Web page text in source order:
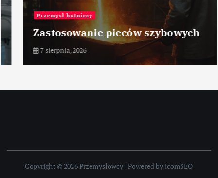
Przemysł hutniczy
Zastosowanie pieców szybowych
7 sierpnia, 2026
Copyright © 2026 Przemysłowcy | Powered by icomSEO